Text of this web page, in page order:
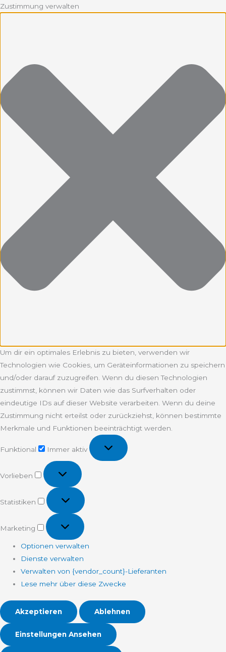
Zustimmung verwalten
Um dir ein optimales Erlebnis zu bieten, verwenden wir
Technologien wie Cookies, um Geräteinformationen zu speichern
und/oder darauf zuzugreifen. Wenn du diesen Technologien
zustimmst, können wir Daten wie das Surfverhalten oder
eindeutige IDs auf dieser Website verarbeiten. Wenn du deine
Zustimmung nicht erteilst oder zurückziehst, können bestimmte
Merkmale und Funktionen beeinträchtigt werden.
Funktional
Immer aktiv
Vorlieben
Vorlieben
Statistiken
Statistiken
Marketing
Marketing
Optionen verwalten
Dienste verwalten
Verwalten von {vendor_count}-Lieferanten
Lese mehr über diese Zwecke
Akzeptieren Ablehnen
Einstellungen Ansehen